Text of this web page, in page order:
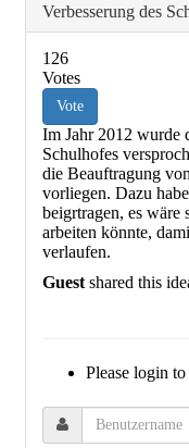
Verbesserung des
126
Votes
Vote
Im Jahr 2012 wurde
Schulhofes
die Beauftragung
vorliegen. Dazu
beigrtragen, es wäre
arbeiten könnte,
verlaufen.
Guest shared this
Please login